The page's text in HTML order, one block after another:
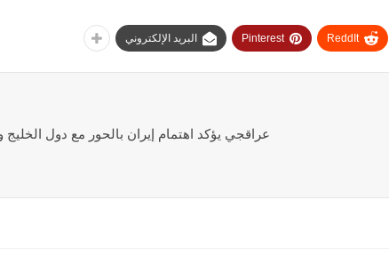
ReddIt
Pinterest البريد الإلكتروني
عراقجي يؤكد اهتمام إيران بالحور مع دول الخليج